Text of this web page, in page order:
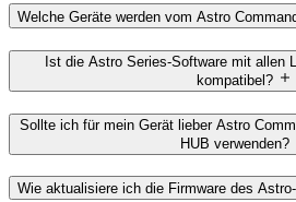
Welche Geräte werden vom Astro
Ist die Astro Series-Software mit allen
kompatibel?
Sollte ich für mein Gerät lieber Astro
HUB verwenden?
Wie aktualisiere ich die Firmware des